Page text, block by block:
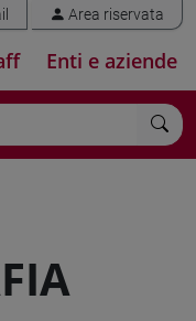
Area riservata
Enti e aziende